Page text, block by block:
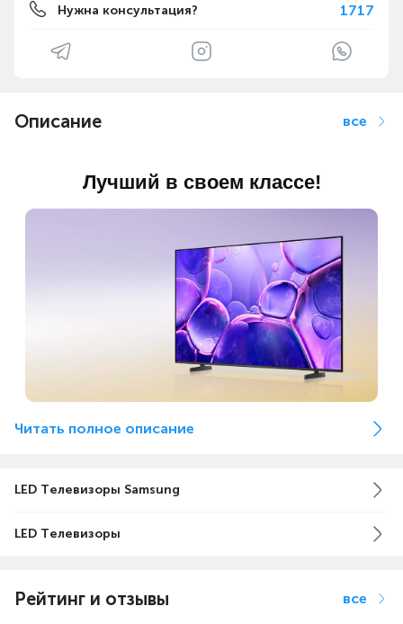
Нужна консультация? 1717
Описание все
Лучший в своем классе!
Процессор Crystal Processor 4K
различить тончайшие оттенки цвета во всей его
масштабирование разрешения до 4K гарантирует,
Читать полное описание
LED Телевизоры Samsung
LED Телевизоры
Рейтинг и отзывы все